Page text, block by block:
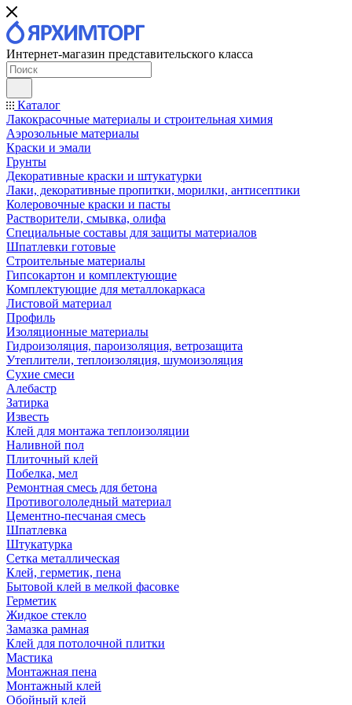
Интернет-магазин представительского класса
Каталог
Лакокрасочные материалы и строительная химия
Аэрозольные материалы
Краски и эмали
Грунты
Декоративные краски и штукатурки
Лаки, декоративные пропитки, морилки, антисептики
Колеровочные краски и пасты
Растворители, смывка, олифа
Специальные составы для защиты материалов
Шпатлевки готовые
Строительные материалы
Гипсокартон и комплектующие
Комплектующие для металлокаркаса
Листовой материал
Профиль
Изоляционные материалы
Гидроизоляция, пароизоляция, ветрозащита
Утеплители, теплоизоляция, шумоизоляция
Сухие смеси
Алебастр
Затирка
Известь
Клей для монтажа теплоизоляции
Наливной пол
Плиточный клей
Побелка, мел
Ремонтная смесь для бетона
Противогололедный материал
Цементно-песчаная смесь
Шпатлевка
Штукатурка
Сетка металлическая
Клей, герметик, пена
Бытовой клей в мелкой фасовке
Герметик
Жидкое стекло
Замазка рамная
Клей для потолочной плитки
Мастика
Монтажная пена
Монтажный клей
Обойный клей